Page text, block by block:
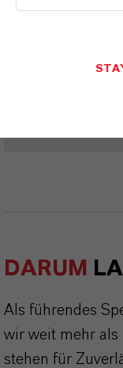
sich, um
DARUM
Als führendes
wir weit mehr
stehen für